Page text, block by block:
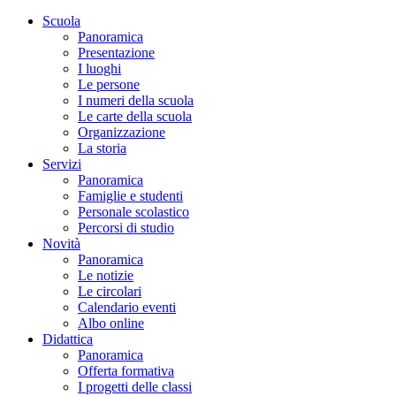
Scuola
Panoramica
Presentazione
I luoghi
Le persone
I numeri della scuola
Le carte della scuola
Organizzazione
La storia
Servizi
Panoramica
Famiglie e studenti
Personale scolastico
Percorsi di studio
Novità
Panoramica
Le notizie
Le circolari
Calendario eventi
Albo online
Didattica
Panoramica
Offerta formativa
I progetti delle classi